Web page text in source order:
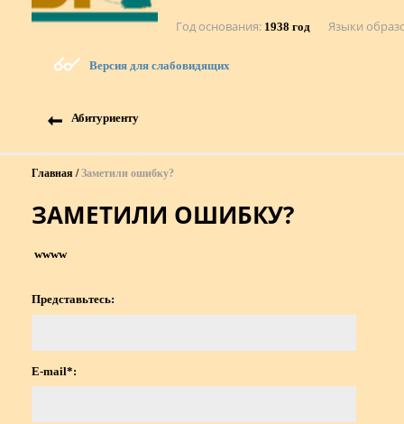
Год основания 1938 год Языки
Версия для слабовидящих
Абитуриенту
Главная Заметили ошибку?
ЗАМЕТИЛИ ОШИБКУ?
wwww
Представьтесь:
E-mail*: